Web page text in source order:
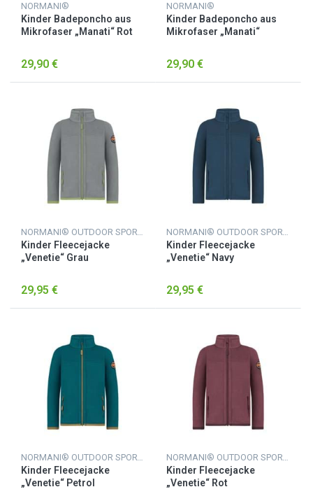
NORMANI®
Kinder Badeponcho aus
Mikrofaser „Manati“ Rot
29,90 €
NORMANI®
Kinder Badeponcho aus
Mikrofaser „Manati“
29,90 €
Kinder Fleecejacke
„Venetie“ Grau
29,95 €
Kinder Fleecejacke
„Venetie“ Navy
29,95 €
NORMANI® OUTDOOR SPORTS
Kinder Fleecejacke
„Venetie“ Petrol
NORMANI® OUTDOOR SPORTS
Kinder Fleecejacke
„Venetie“ Rot